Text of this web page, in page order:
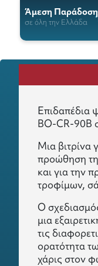
Άμεση Παράδοση
σε όλη την Ελλάδα
Επιδαπέδια
BO-CR-90B
Μια βιτρίνα
προώθηση
και για την
τροφίμων,
O
μια
τις
ορατότητα
χάρις στον